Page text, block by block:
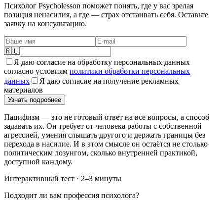
Психолог Psycholesson поможет понять, где у вас зрелая
позиция ненасилия, а где — страх отстаивать себя. Оставьте
заявку на консультацию.
🇷🇺
Я даю согласие на обработку персональных данных
согласно условиям политики обработки персональных
данных
Я даю согласие на получение рекламных
материалов
Узнать подробнее
Пацифизм — это не готовый ответ на все вопросы, а способ
задавать их. Он требует от человека работы с собственной
агрессией, умения слышать другого и держать границы без
перехода в насилие. И в этом смысле он остаётся не столько
политическим лозунгом, сколько внутренней практикой,
доступной каждому.
Интерактивный тест · 2–3 минуты
Подходит ли вам профессия психолога?